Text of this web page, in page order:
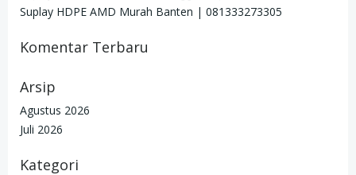
Suplay HDPE AMD Murah Banten | 081333273305
Komentar Terbaru
Arsip
Agustus 2026
Juli 2026
Kategori